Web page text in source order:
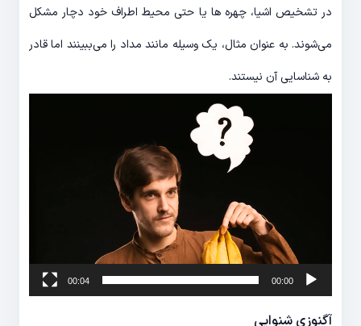
در تشخیص اشیا، چهره ها یا حتی محیط اطراف خود دچار مشکل
می‌شوند. به عنوان مثال، یک وسیله مانند مداد را می‌ببینند اما قادر
به شناسایی آن نیستند.
00:00
00:04
آگنوزی شنوایی